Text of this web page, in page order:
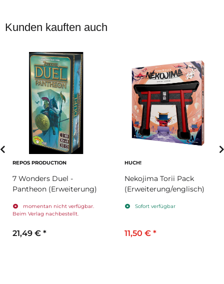
Kunden kauften auch
REPOS PRODUCTION
7 Wonders Duel -
Pantheon (Erweiterung)
momentan nicht verfügbar.
Beim Verlag nachbestellt.
21,49 € *
HUCH!
Nekojima Torii Pack
(Erweiterung/englisch)
Sofort verfügbar
11,50 € *